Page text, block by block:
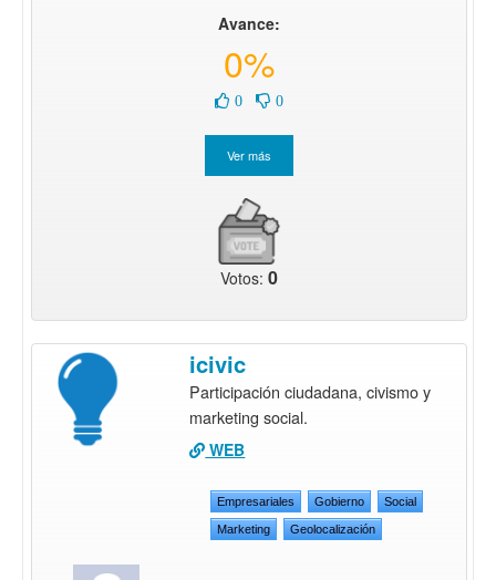
Avance:
0%
0 0
Votos: 0
icivic
Participación ciudadana, civismo y
marketing social.
WEB
Empresariales Gobierno Social
Marketing Geolocalización